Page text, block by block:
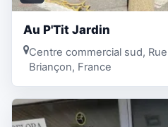
Au P'Tit Jardin
Centre commercial sud,
Briançon, France